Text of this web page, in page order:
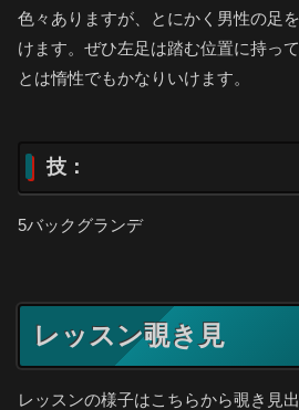
色々ありますが、とにかく男性の足
けます。ぜひ左足は踏む位置に持っ
とは惰性でもかなりいけます。
技：
5バックグランデ
レッスン覗き見
レッスンの様子はこちらから覗き見